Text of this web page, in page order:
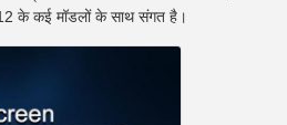
के कई मॉडलों के साथ संगत है।